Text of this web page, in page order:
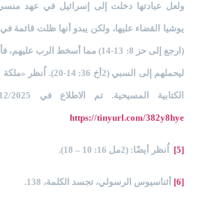
ولعل عبادتها دخلت إلى إسرائيل في عهد
يوشيا القضاء عليها، ولكن يبدو أنها ظلت قائمة
(ارجع إلى حز 8: 13-14) مما أسخط
ليحملهم إلى السبي (2أخ
الكتابية المسيحية. تم الاطلاع في 4/12/2025 ومتاح على الإنترنت
https://tinyurl.com/382y8hye
اُنظر أيضًا: (2مل 16: 10 – 18).
أثناسيوس الرسولي، تجسد الكلمة، 138.